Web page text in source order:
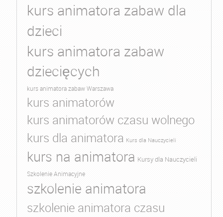
kurs animatora zabaw dla
dzieci
kurs animatora zabaw
dziecięcych
kurs animatora zabaw Warszawa
kurs animatorów
kurs animatorów czasu wolnego
kurs dla animatora Kurs dla Nauczycieli
kurs na animatora Kursy dla Nauczycieli
Szkolenie Animacyjne
szkolenie animatora
szkolenie animatora czasu